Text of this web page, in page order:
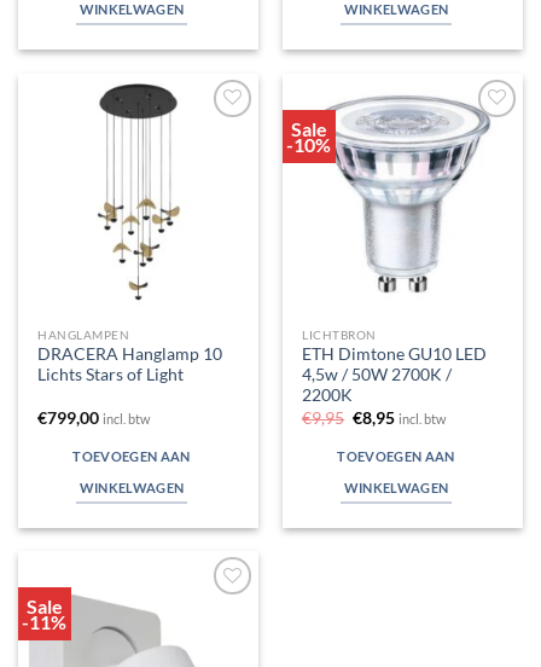
WINKELWAGEN
WINKELWAGEN
HANGLAMPEN
DRACERA Hanglamp 10
Lichts Stars of Light
€799,00 incl. btw
TOEVOEGEN AAN
WINKELWAGEN
Sale
-10%
Toevoegen
aan
verlanglijst
LICHTBRON
ETH Dimtone GU10 LED
4,5w / 50W 2700K /
2200K
€9,95 Oorspronkelijke
prijs
was:
€9,95.
€8,95Huidige
is:
€8,95.
incl. btw
TOEVOEGEN AAN
WINKELWAGEN
Sale
-11%
verlanglijst